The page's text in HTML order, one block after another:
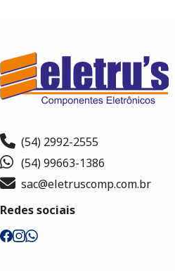
(54) 2992-2555
(54) 99663-1386
sac@eletruscomp.com.br
Redes sociais